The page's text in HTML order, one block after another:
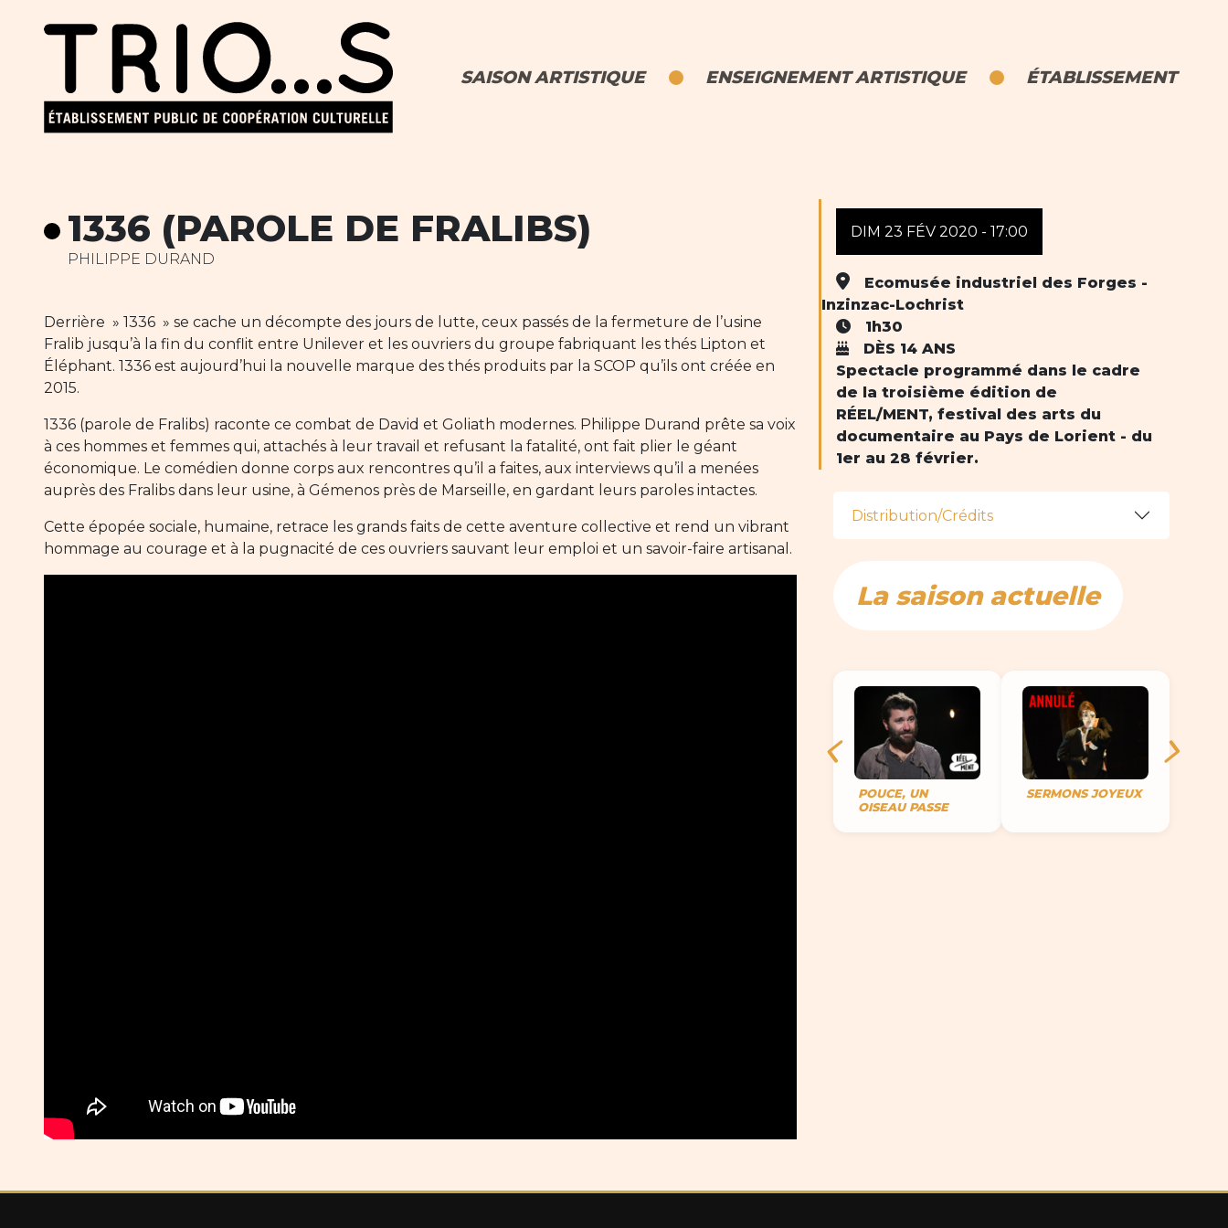
SAISON ARTISTIQUE ENSEIGNEMENT ARTISTIQUE ÉTABLISSEMENT
1336 (PAROLE DE FRALIBS)
PHILIPPE DURAND
Derrière » 1336 » se cache un décompte des jours de lutte, ceux passés de la fermeture de l’usine
Fralib jusqu’à la fin du conflit entre Unilever et les ouvriers du groupe fabriquant les thés Lipton et
Éléphant. 1336 est aujourd’hui la nouvelle marque des thés produits par la SCOP qu’ils ont créée en
2015.
1336 (parole de Fralibs) raconte ce combat de David et Goliath modernes. Philippe Durand prête sa voix
à ces hommes et femmes qui, attachés à leur travail et refusant la fatalité, ont fait plier le géant
économique. Le comédien donne corps aux rencontres qu’il a faites, aux interviews qu’il a menées
auprès des Fralibs dans leur usine, à Gémenos près de Marseille, en gardant leurs paroles intactes.
Cette épopée sociale, humaine, retrace les grands faits de cette aventure collective et rend un vibrant
hommage au courage et à la pugnacité de ces ouvriers sauvant leur emploi et un savoir-faire artisanal.
DIM 23 FÉV 2020 - 17:00
Ecomusée industriel des Forges -
Inzinzac-Lochrist
1h30
DÈS 14 ANS
Spectacle programmé dans le cadre
de la troisième édition de
RÉEL/MENT, festival des arts du
documentaire au Pays de Lorient - du
1er au 28 février.
Distribution/Crédits
La saison actuelle
POUCE, UN
OISEAU PASSE
SERMONS JOYEUX